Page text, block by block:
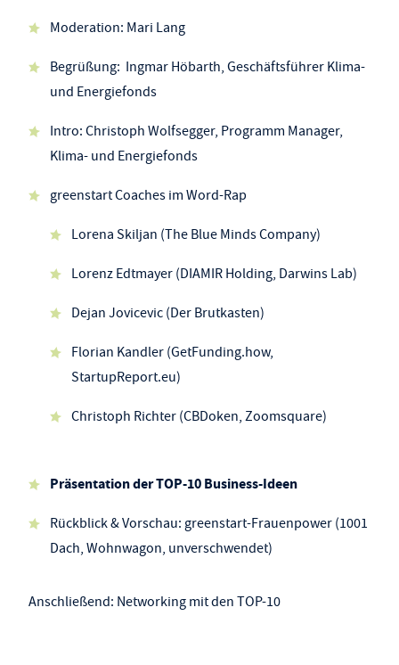
Moderation: Mari Lang
Begrüßung: Ingmar Höbarth, Geschäftsführer Klima-
und Energiefonds
Intro: Christoph Wolfsegger, Programm Manager,
Klima- und Energiefonds
greenstart Coaches im Word-Rap
Lorena Skiljan (The Blue Minds Company)
Lorenz Edtmayer (DIAMIR Holding, Darwins Lab)
Dejan Jovicevic (Der Brutkasten)
Florian Kandler (GetFunding.how,
StartupReport.eu)
Christoph Richter (CBDoken, Zoomsquare)
Präsentation der TOP-10 Business-Ideen
Rückblick & Vorschau: greenstart-Frauenpower (1001
Dach, Wohnwagon, unverschwendet)
Anschließend: Networking mit den TOP-10